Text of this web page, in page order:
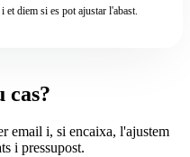
et diem si es pot ajustar l'abast.
cas?
email i, si encaixa, l'ajustem
i pressupost.